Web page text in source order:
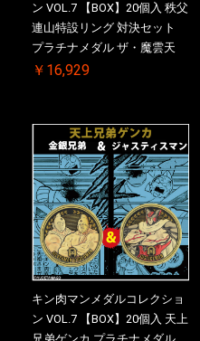
ン VOL.7 【BOX】20個入 秩父
連山特設リング 対決セット
プラチナメダル ザ・魔雲天
VS. テリーマン 3.0 初回シリア
売品)付
￥16,929
キン肉マンメダルコレクショ
ン VOL.7 【BOX】20個入 天上